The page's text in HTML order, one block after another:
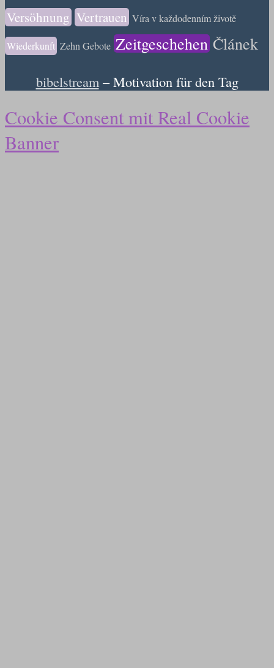
Versöhnung Vertrauen Víra v každodenním životě
Wiederkunft Zehn Gebote Zeitgeschehen Článek
bibelstream– Motivation für den Tag
Cookie Consent mit Real Cookie
Banner